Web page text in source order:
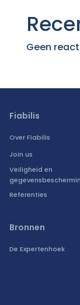
Geen
Fiabilis
Over Fiabilis
Join us
Veiligheid en
Referenties
Bronnen
De Expertenhoek